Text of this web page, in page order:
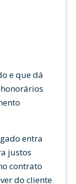
e que dá
entra
justos
contrato
do cliente